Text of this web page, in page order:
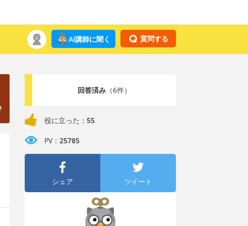
質問する
AI講師に聞く
回答済み（6件）
役に立った： 55
PV： 25785
シェア ツイート